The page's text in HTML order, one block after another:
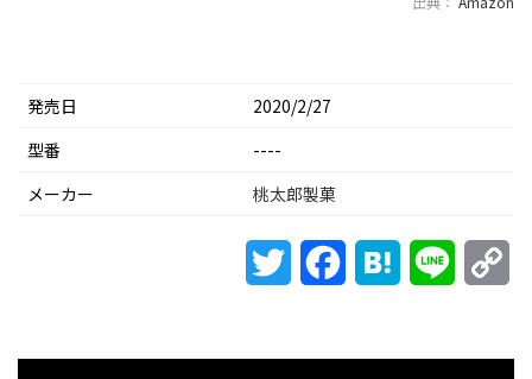
発売日
2020/2/27
型番
----
メーカー
桃太郎製菓
Twitter FacebookHatena Line